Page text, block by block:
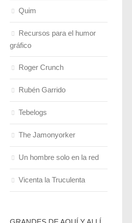
Quim
Recursos para el humor
gráfico
Roger Crunch
Rubén Garrido
Tebelogs
The Jamonyorker
Un hombre solo en la red
Vicenta la Truculenta